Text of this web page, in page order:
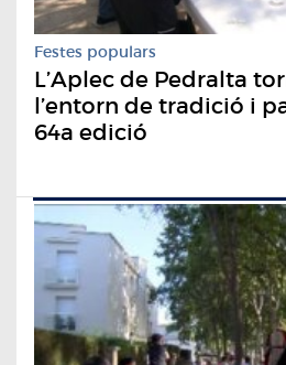
Festes populars
L’Aplec de Pedralta
l’entorn de tradició i
64a edició